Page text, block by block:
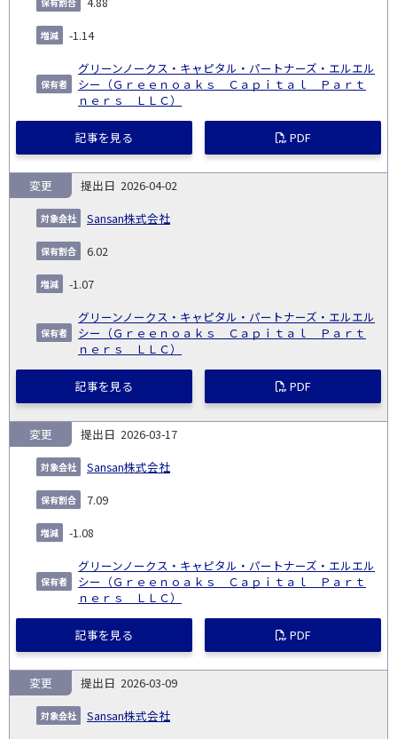
-1.14
グリーンノークス・キャピタル・パートナーズ・エルエル
シー（Ｇｒｅｅｎｏａｋｓ Ｃａｐｉｔａｌ Ｐａｒｔ
ｎｅｒｓ ＬＬＣ）
記事を見る PDF
2026-04-02
Sansan株式会社
変更
6.02
-1.07
グリーンノークス・キャピタル・パートナーズ・エルエル
シー（Ｇｒｅｅｎｏａｋｓ Ｃａｐｉｔａｌ Ｐａｒｔ
ｎｅｒｓ ＬＬＣ）
記事を見る PDF
2026-03-17
Sansan株式会社
変更
7.09
-1.08
グリーンノークス・キャピタル・パートナーズ・エルエル
シー（Ｇｒｅｅｎｏａｋｓ Ｃａｐｉｔａｌ Ｐａｒｔ
ｎｅｒｓ ＬＬＣ）
記事を見る PDF
2026-03-09
Sansan株式会社
変更